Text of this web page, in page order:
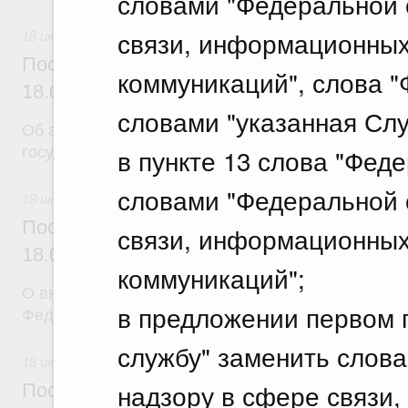
связи,
коммуникаций", слова
словами "указанная
в пункте 13 слова
словами
связи,
коммуникаций";
в предложении первом
службу" заменить
надзору в сфере
Постановление Правительства
18.07.2026 г. № 904
Об авансировании
государственных контрактов
Постановление Правительства
18.07.2026 г. № 909
О внесении изменения в постановление
Федерации от 17 февраля 2024 г. № 179
Постановление Правительства